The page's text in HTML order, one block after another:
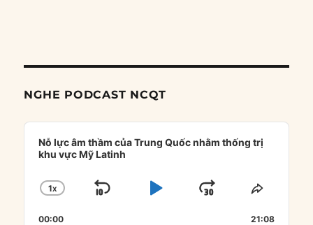
NGHE PODCAST NCQT
Audio
Player
Nỗ lực âm thầm của Trung Quốc nhằm thống trị
khu vực Mỹ Latinh
CHANGE
1X
SKIP
PLAYJUMP
FORWARD
SHARE
00:00 21:08